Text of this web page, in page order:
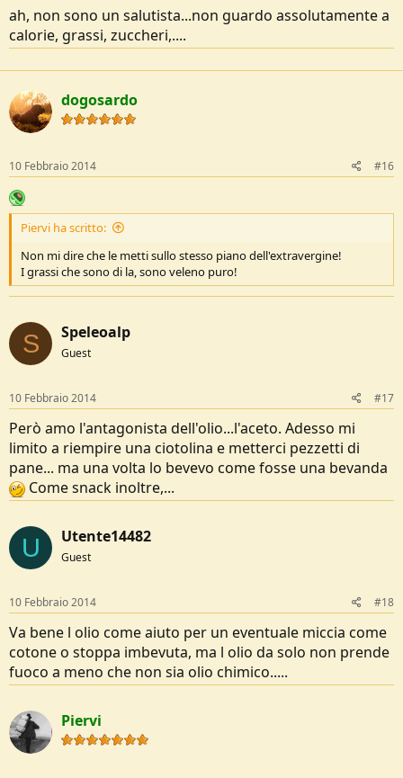
ah, non sono un salutista...non guardo assolutamente a
calorie, grassi, zuccheri,....
dogosardo
10 Febbraio 2014 #16
Piervi ha scritto:
Non mi dire che le metti sullo stesso piano dell'extravergine!
I grassi che sono di la, sono veleno puro!
S Speleoalp
Guest
10 Febbraio 2014 #17
Però amo l'antagonista dell'olio...l'aceto. Adesso mi
limito a riempire una ciotolina e metterci pezzetti di
pane... ma una volta lo bevevo come fosse una bevanda
Come snack inoltre,...
U Utente14482
Guest
10 Febbraio 2014 #18
Va bene l olio come aiuto per un eventuale miccia come
cotone o stoppa imbevuta, ma l olio da solo non prende
fuoco a meno che non sia olio chimico.....
Piervi